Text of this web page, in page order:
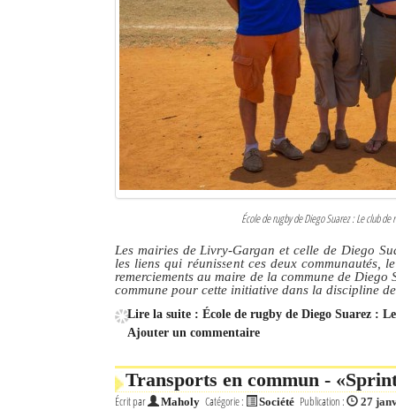
École de rugby de Diego Suarez : Le club de
Les mairies de Livry-Gargan et celle de Diego
les liens qui réunissent ces deux communautés,
remerciements au maire de la commune de
commune pour cette initiative dans la discipline
Lire la suite : École de rugby de Diego Suarez :
Ajouter un commentaire
Transports en commun -
Écrit par Maholy Catégorie : Société Publication : 27